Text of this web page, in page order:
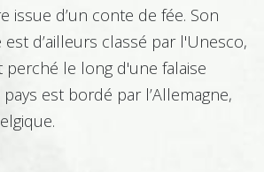
Charcuterie Traiteur
issue d’un conte de fée. Son
d’ailleurs classé par l'Unesco,
le long d'une falaise
est bordé par l’Allemagne,